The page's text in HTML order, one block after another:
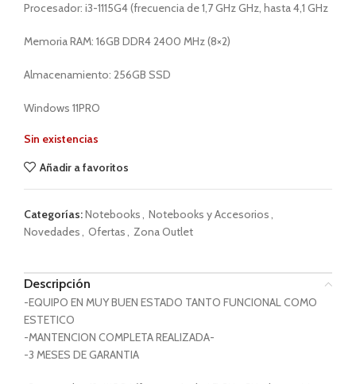
Procesador: i3-1115G4 (frecuencia de 1,7 GHz GHz, hasta 4,1 GHz
Memoria RAM: 16GB DDR4 2400 MHz (8×2)
Almacenamiento: 256GB SSD
Windows 11PRO
Sin existencias
Añadir a favoritos
Categorías:Notebooks, Notebooks y Accesorios,
Novedades, Ofertas, Zona Outlet
Descripción
-EQUIPO EN MUY BUEN ESTADO TANTO FUNCIONAL COMO
ESTETICO
-MANTENCION COMPLETA REALIZADA-
-3 MESES DE GARANTIA